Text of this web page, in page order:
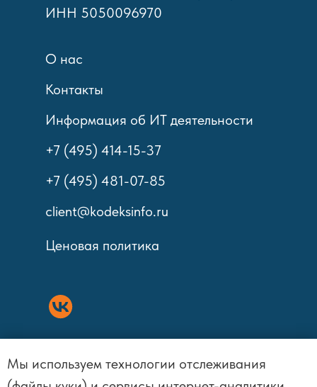
Мы используем технологии отслеживания
Политика обработки персональных
+7 (495) 414-15-37
+7 (495) 481-07-85
client@kodeksinfo.ru
Информация об ИТ деятельности
Ценовая политика
Контакты
О нас
ИНН 5050096970